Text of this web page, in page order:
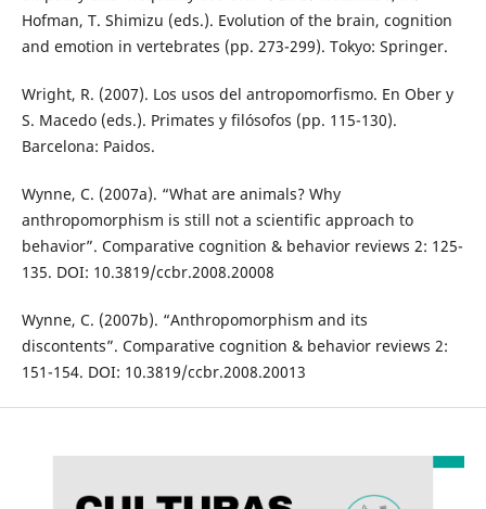
Hofman, T. Shimizu (eds.). Evolution of the brain, cognition
and emotion in vertebrates (pp. 273-299). Tokyo: Springer.
Wright, R. (2007). Los usos del antropomorfismo. En Ober y
S. Macedo (eds.). Primates y filósofos (pp. 115-130).
Barcelona: Paidos.
Wynne, C. (2007a). “What are animals? Why
anthropomorphism is still not a scientific approach to
behavior”. Comparative cognition & behavior reviews 2: 125-
135. DOI: 10.3819/ccbr.2008.20008
Wynne, C. (2007b). “Anthropomorphism and its
discontents”. Comparative cognition & behavior reviews 2:
151-154. DOI: 10.3819/ccbr.2008.20013